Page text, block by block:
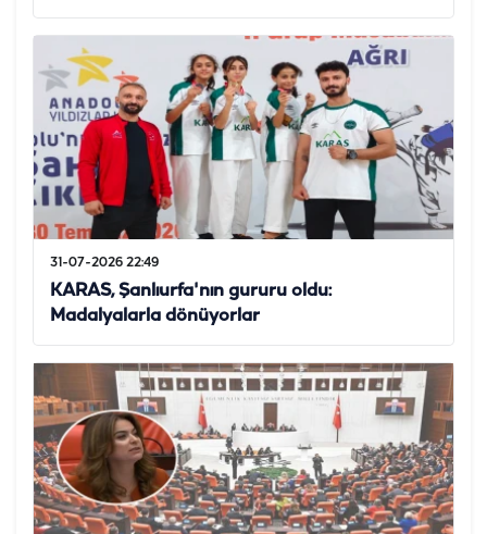
31-07-2026 22:49
KARAS, Şanlıurfa'nın gururu oldu:
Madalyalarla dönüyorlar